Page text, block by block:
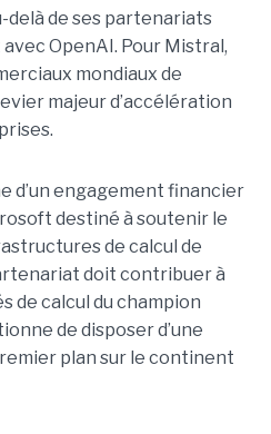
delà de ses partenariats
OpenAI. Pour Mistral,
mondiaux de
majeur d’accélération
d’un engagement financier
destiné à soutenir le
de calcul de
doit contribuer à
de calcul du champion
de disposer d’une
plan sur le continent